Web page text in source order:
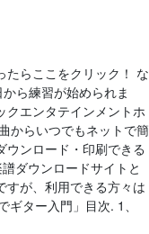
たらここをクリック！ な
ら練習が始められま
クエンタテインメントホ
からいつでもネットで簡
ンロード・印刷できる
ダウンロードサイトと
すが、利用できる方々は
ター入門」目次. 1、